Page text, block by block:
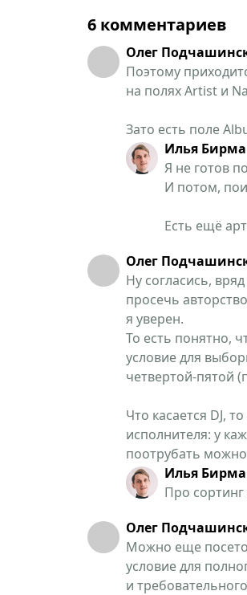
6 комментариев
Олег
Поэтому
на полях Artist и
Зато есть поле
Илья
Я не готов
И потом,
Есть ещё
Олег
Ну согласись,
просечь
я уверен.
То есть понятно,
условие для
четвертой-пятой
Что касается DJ,
исполнителя: у
поотрубать
Илья
Про
Олег
Можно еще
условие для
и